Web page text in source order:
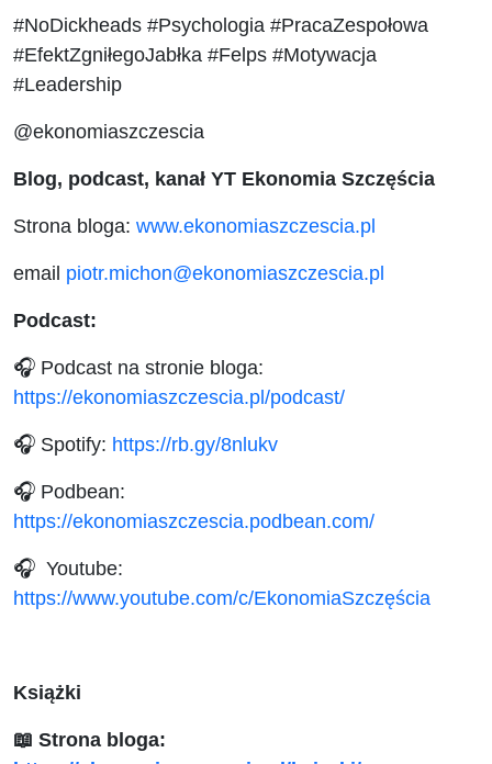
#NoDickheads #Psychologia #PracaZespołowa
#EfektZgniłegoJabłka #Felps #Motywacja
#Leadership
@ekonomiaszczescia
Blog, podcast, kanał YT Ekonomia Szczęścia
Strona bloga: www.ekonomiaszczescia.pl
email piotr.michon@ekonomiaszczescia.pl
Podcast:
🎧 Podcast na stronie bloga:
https://ekonomiaszczescia.pl/podcast/
🎧 Spotify: https://rb.gy/8nlukv
🎧 Podbean:
https://ekonomiaszczescia.podbean.com/
🎧 Youtube:
https://www.youtube.com/c/EkonomiaSzczęścia
Książki
📖 Strona bloga: